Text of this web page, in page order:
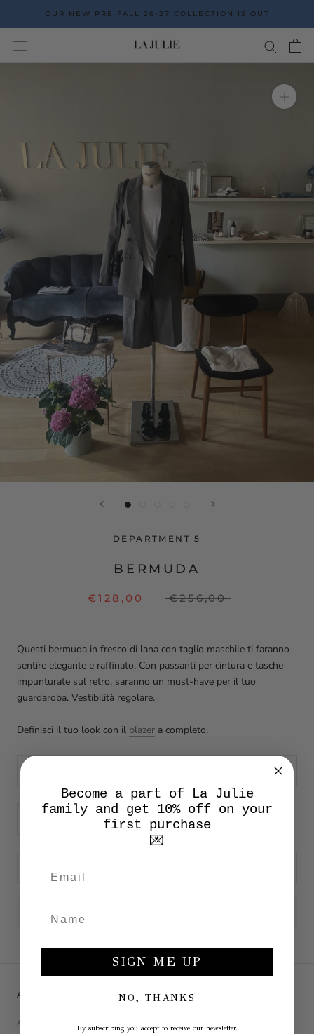
the
content
OUR NEW PRE FALL 26-27 COLLECTION IS OUT
DEPARTMENT 5
BERMUDA
€128,00 €256,00
Questi bermuda in fresco di lana con taglio maschile ti faranno
sentire elegante e raffinato. Con passanti per cintura e tasche
impunturate sul retro, saranno un must-have per il tuo
guardaroba. Vestibilità regolare.
Definisci il tuo look con il blazer a completo.
ABOUT LA JULIE
About Us
Become a part of La Julie
family and get 10% off on your
first purchase
💌
SIGN ME UP
NO, THANKS
By subscribing you accept to receive our newsletter.